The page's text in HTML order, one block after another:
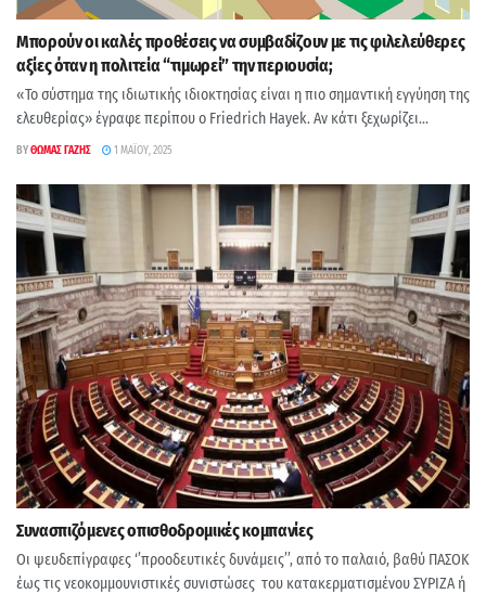
Μπορούν οι καλές προθέσεις να συμβαδίζουν με τις φιλελεύθερες
αξίες όταν η πολιτεία “τιμωρεί” την περιουσία;
«Το σύστημα της ιδιωτικής ιδιοκτησίας είναι η πιο σημαντική εγγύηση της
ελευθερίας» έγραφε περίπου ο Friedrich Hayek. Αν κάτι ξεχωρίζει...
BYΘΩΜΆΣ ΓΑΖΉΣ 1 ΜΑΪ́ΟΥ, 2025
Συνασπιζόμενες οπισθοδρομικές κομπανίες
Οι ψευδεπίγραφες ‘’προοδευτικές δυνάμεις’’, από το παλαιό, βαθύ ΠΑΣΟΚ
έως τις νεοκομμουνιστικές συνιστώσες του κατακερματισμένου ΣΥΡΙΖΑ ή